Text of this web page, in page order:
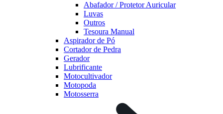
Abafador / Protetor Auricular
Luvas
Outros
Tesoura Manual
Aspirador de Pó
Cortador de Pedra
Gerador
Lubrificante
Motocultivador
Motopoda
Motosserra